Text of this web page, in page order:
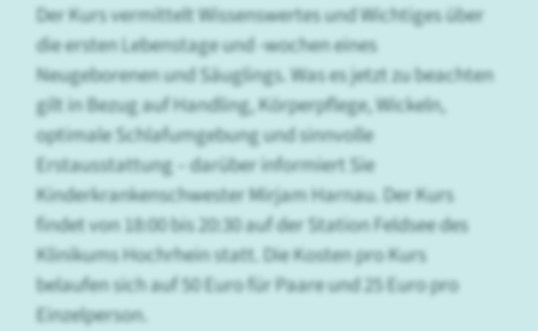
Der Kurs vermittelt Wissenswertes und Wichtiges über
die ersten Lebenstage und -wochen eines
Neugeborenen und Säuglings. Was es jetzt zu beachten
gilt in Bezug auf Handling, Körperpflege, Wickeln,
optimale Schlafumgebung und sinnvolle
Erstausstattung – darüber informiert Sie
Kinderkrankenschwester Mirjam Harnau. Der Kurs
findet von 18:00 bis 20:30 auf der Station Feldsee des
Klinikums Hochrhein statt. Die Kosten pro Kurs
belaufen sich auf 50 Euro für Paare und 25 Euro pro
Einzelperson.